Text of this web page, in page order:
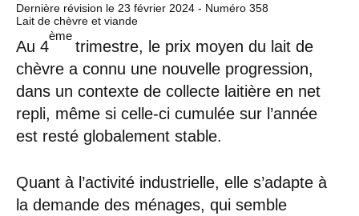
Dernière révision le 23 février 2024 - Numéro 358
Lait de chèvre et viande
Au 4
ème
trimestre, le prix moyen du lait de
chèvre a connu une nouvelle progression,
dans un contexte de collecte laitière en net
repli, même si celle-ci cumulée sur l’année
est resté globalement stable.
Quant à l’activité industrielle, elle s’adapte à
la demande des ménages, qui semble